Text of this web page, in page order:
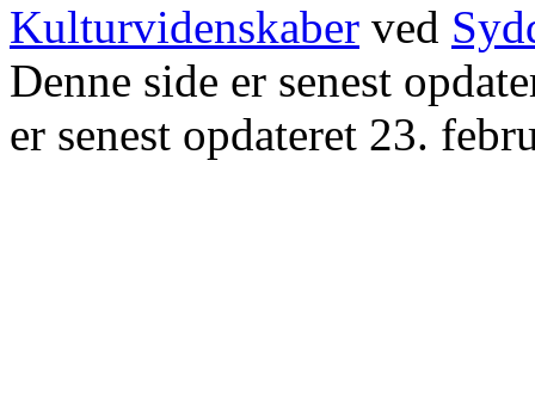
Kulturvidenskaber ved
Denne side er senest
er senest opdateret 23.